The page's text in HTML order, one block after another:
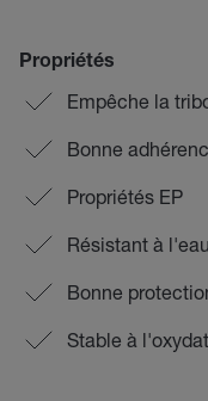
Propriétés
Empêche la
Bonne
Propriétés EP
Résistant à l'eau
Bonne
Stable à